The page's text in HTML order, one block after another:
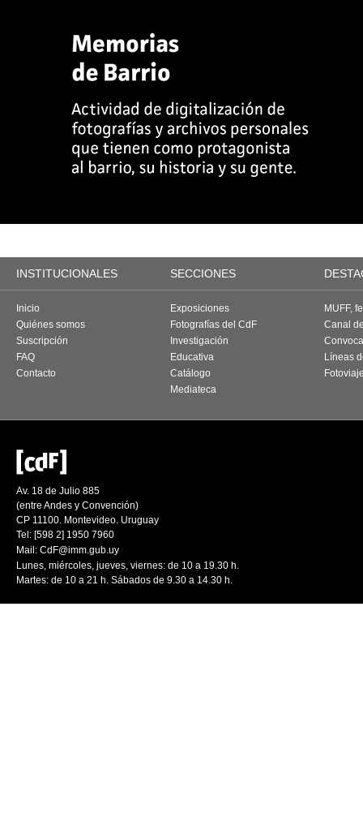
INSTITUCIONALES SECCIONES
Inicio
Quiénes somos
Suscripción
FAQ
Contacto
Exposiciones
Fotografías del CdF
Investigación
Educativa
Catálogo
Mediateca
MUFF,
Canal
Líneas
Av. 18 de Julio 885
(entre Andes y Convención)
CP 11100. Montevideo. Uruguay
Tel: [598 2] 1950 7960
Mail: CdF@imm.gub.uy
Lunes, miércoles, jueves, viernes: de 10 a 19.30 h.
Martes: de 10 a 21 h. Sábados de 9.30 a 14.30 h.